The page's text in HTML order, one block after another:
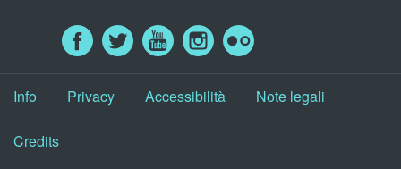
Info Privacy Accessibilità Note legali
Credits